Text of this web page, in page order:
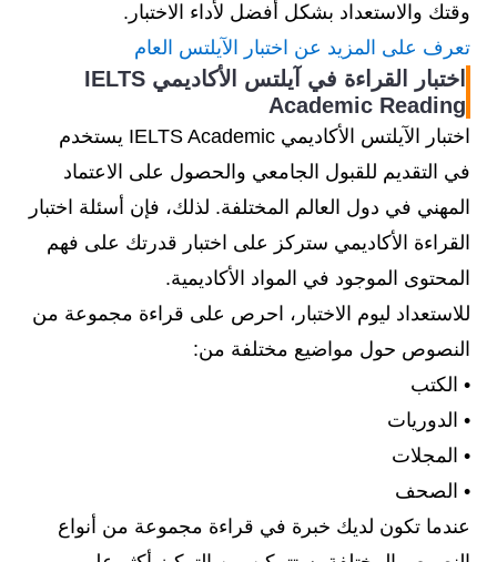
وقتك والاستعداد بشكل أفضل لأداء الاختبار.
تعرف على المزيد عن اختبار الآيلتس العام
اختبار القراءة في آيلتس الأكاديمي IELTS
Academic Reading
اختبار الآيلتس الأكاديمي IELTS Academic يستخدم
في التقديم للقبول الجامعي والحصول على الاعتماد
المهني في دول العالم المختلفة. لذلك، فإن أسئلة اختبار
القراءة الأكاديمي ستركز على اختبار قدرتك على فهم
المحتوى الموجود في المواد الأكاديمية.
للاستعداد ليوم الاختبار، احرص على قراءة مجموعة من
النصوص حول مواضيع مختلفة من:
• الكتب
• الدوريات
• المجلات
• الصحف
عندما تكون لديك خبرة في قراءة مجموعة من أنواع